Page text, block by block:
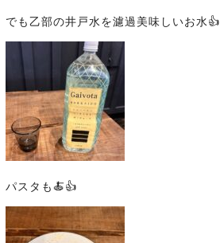
でも乙部の井戸水を濾過美味しいお水👍
パスタも🍝👍